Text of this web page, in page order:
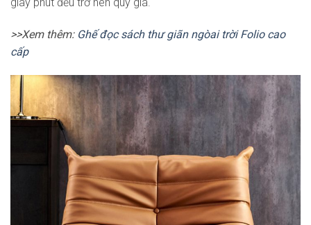
>>Xem thêm: Ghế đọc sách thư giãn ngòai trời Folio cao
cấp